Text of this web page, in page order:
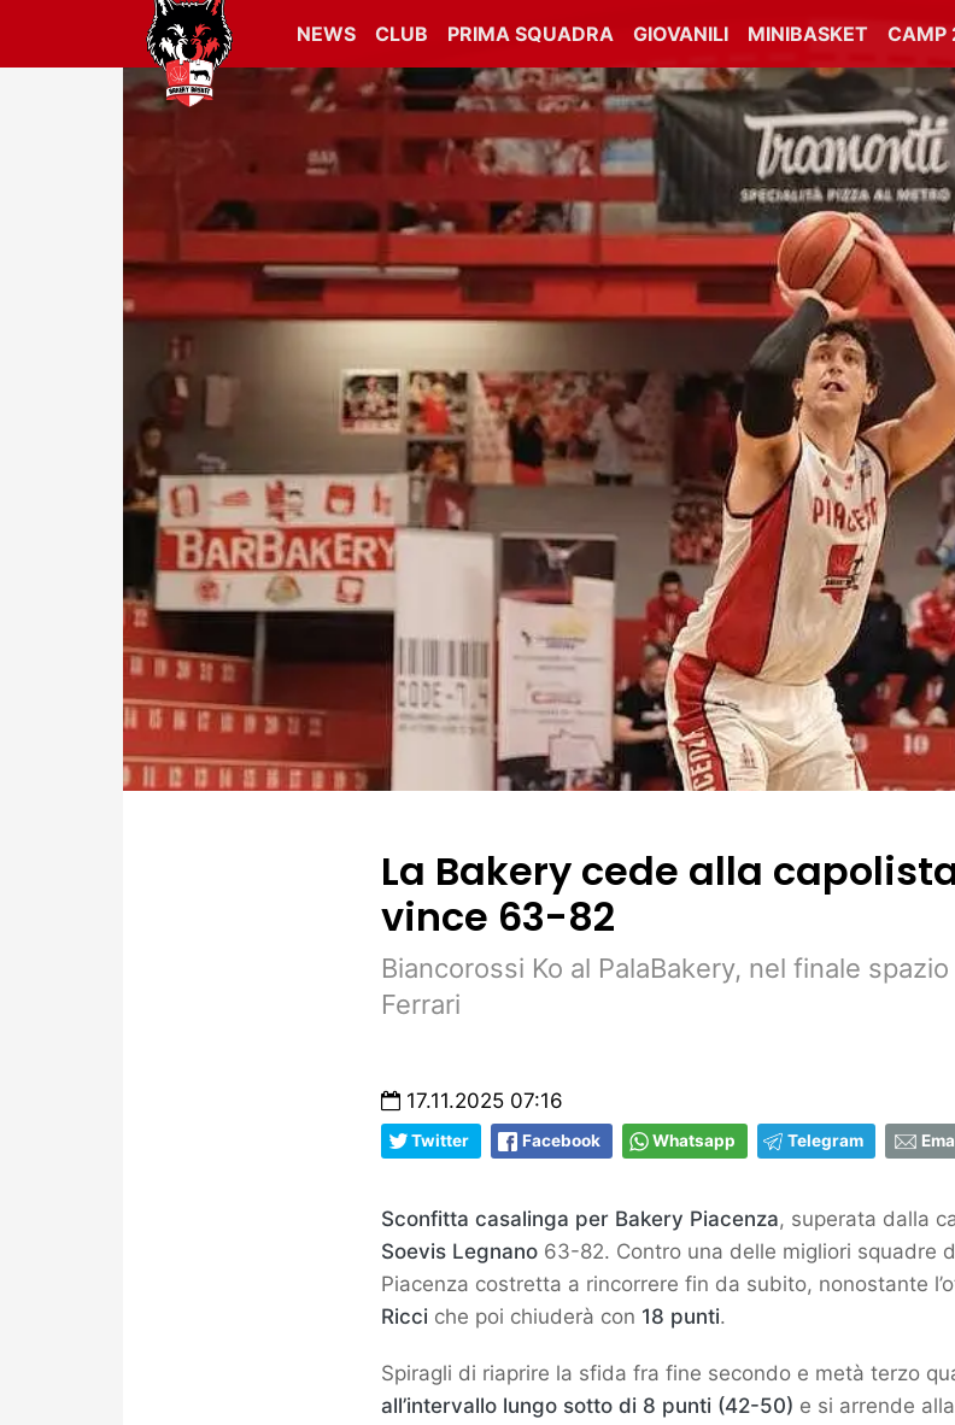
NEWS CLUB PRIMA SQUADRA GIOVANILI MINIBASKET CAMP
La Bakery cede alla
vince 63-82
Biancorossi Ko al PalaBakery, nel finale
Ferrari
17.11.2025 07:16
Twitter Facebook Whatsapp Telegram
Sconfitta casalinga per Bakery Piacenza, superata dalla
Soevis Legnano 63-82. Contro una delle migliori squadre
Piacenza costretta a rincorrere fin da subito, nonostante
Ricci che poi chiuderà con 18 punti.
Spiragli di riaprire la sfida fra fine secondo e metà terzo
all’intervallo lungo sotto di 8 punti (42-50) e si arrende